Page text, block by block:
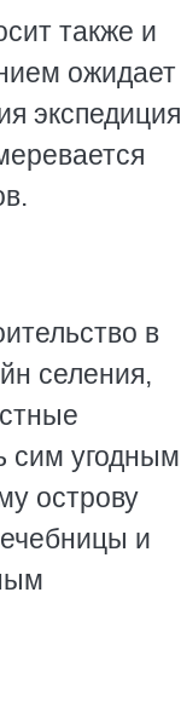
также и
ожидает
экспедиция
в
селения,
сим угодным
острову
и